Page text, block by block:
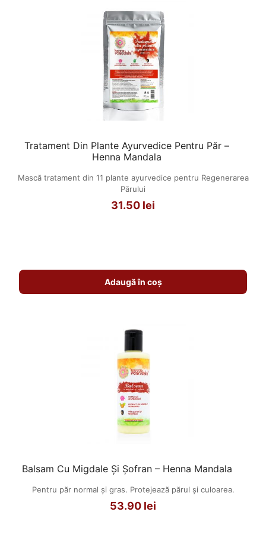
Tratament Din Plante Ayurvedice Pentru Păr –
Henna Mandala
Mască tratament din 11 plante ayurvedice pentru Regenerarea
Părului
31.50 lei
Adaugă în coș
Balsam Cu Migdale Și Șofran – Henna Mandala
Pentru păr normal și gras. Protejează părul și culoarea.
53.90 lei